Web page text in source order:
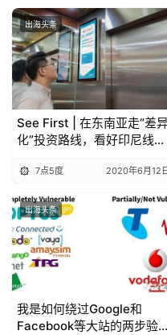
出海头条
See First | 在东南亚走“差
化”投资路线，看好印尼线上
7点5度 2020年6月12
出海头条
我是如何绕过Google和
Facebook等大站的两步验证